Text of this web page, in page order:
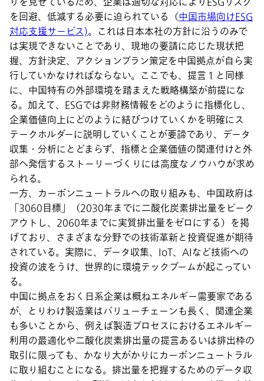
を回避、低減する必要に迫られている（中国市場向けESG
対応支援サービス)。これは日本本社の方針に沿うのみで
は実現できないことであり、現地の要請に応じた現状把
握、方針決定、アクションプラン策定を中国拠点が自ら実
行していかなければならない。ここでも、提言１と同様
に、中国特有の外部環境を踏まえた戦略構築が前提にな
る。加えて、ESGでは非財務情報をどのように指標化し、
企業価値向上にどのように結びつけていくかを明確にス
テークホルダーに説明していくことが要諦であり、データ
収集・分析にとどまらず、指標と企業価値の関連付けと外
部へ発信するストーリーづくりには高度なノウハウが求め
られる。
一方、カーボンニュートラルへの取り組みも、中国政府は
「3060目標」（2030年までに二酸化炭素排出量をピーク
アウトし、2060年までに実質排出量をゼロにする）を掲
げており、さまざまな分野での技術革新と投資促進が期待
されている。実際に、データ収集、IoT、AIなど技術への
投資の波をうけ、世界的に環境テックブームが起こってい
る。
中国に拠点をおく日系企業は概ねエネルギー需要家である
が、とりわけ製造業はバリューチェーンも長く、関連企業
も多いことから、例えば製造プロセスにおけるエネルギー
利用の最適化や二酸化炭素排出量の提言あるいは排出枠の
取引に限っても、かなり大がかりにカーボンニュートラル
に取り組むことになる。排出量を把握するためのデータ収